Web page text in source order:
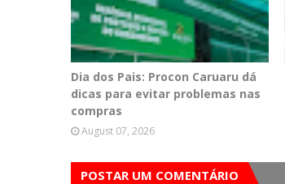
Dia dos Pais: Procon Caruaru dá
dicas para evitar problemas nas
compras
August 07, 2026
POSTAR UM COMENTÁRIO